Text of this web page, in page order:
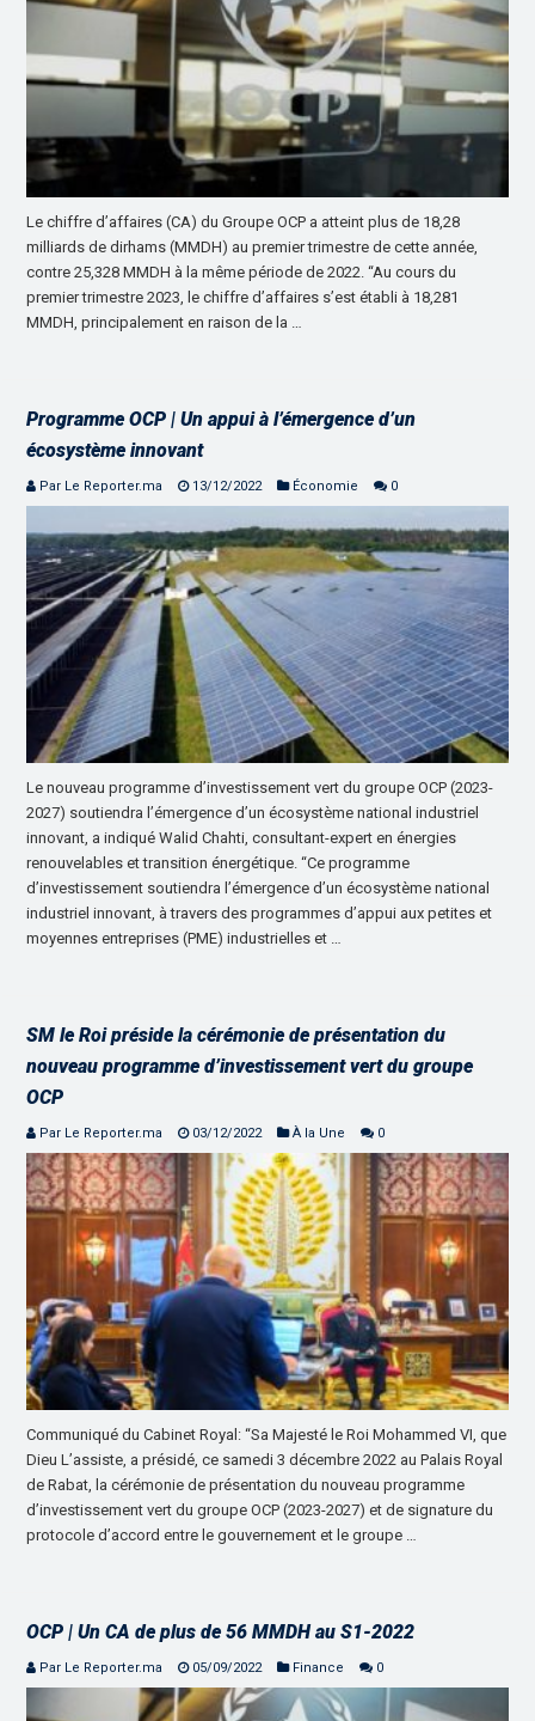
Le chiffre d’affaires (CA) du Groupe OCP a atteint plus de 18,28
milliards de dirhams (MMDH) au premier trimestre de cette année,
contre 25,328 MMDH à la même période de 2022. “Au cours du
premier trimestre 2023, le chiffre d’affaires s’est établi à 18,281
MMDH, principalement en raison de la …
Programme OCP | Un appui à l’émergence d’un
écosystème innovant
Par Le Reporter.ma 13/12/2022 Économie 0
Le nouveau programme d’investissement vert du groupe OCP (2023-
2027) soutiendra l’émergence d’un écosystème national industriel
innovant, a indiqué Walid Chahti, consultant-expert en énergies
renouvelables et transition énergétique. “Ce programme
d’investissement soutiendra l’émergence d’un écosystème national
industriel innovant, à travers des programmes d’appui aux petites et
moyennes entreprises (PME) industrielles et …
SM le Roi préside la cérémonie de présentation du
nouveau programme d’investissement vert du groupe
OCP
Par Le Reporter.ma 03/12/2022 À la Une 0
Communiqué du Cabinet Royal: “Sa Majesté le Roi Mohammed VI, que
Dieu L’assiste, a présidé, ce samedi 3 décembre 2022 au Palais Royal
de Rabat, la cérémonie de présentation du nouveau programme
d’investissement vert du groupe OCP (2023-2027) et de signature du
protocole d’accord entre le gouvernement et le groupe …
OCP | Un CA de plus de 56 MMDH au S1-2022
Par Le Reporter.ma 05/09/2022 Finance 0